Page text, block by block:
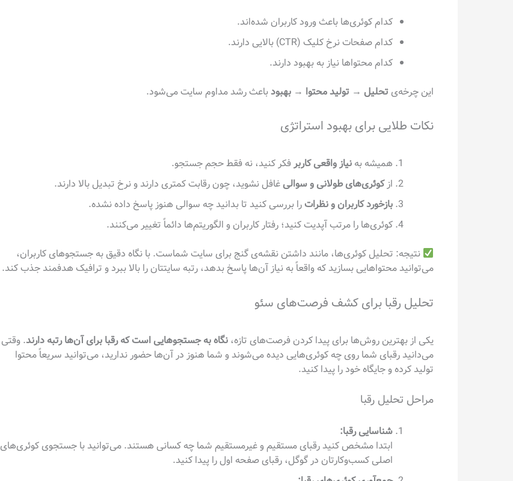
کدام کوئری‌ها باعث ورود کاربران شده‌اند.
کدام صفحات نرخ کلیک (CTR) بالایی دارند.
کدام محتواها نیاز به بهبود دارند.
این چرخه‌ی تحلیل → تولید محتوا → بهبودباعث رشد مداوم سایت می‌شود.
نکات طلایی برای بهبود استراتژی
همیشه به نیاز واقعی کاربرفکر کنید، نه فقط حجم جستجو.
ازکوئری‌های طولانی و سوالی غافل نشوید، چون رقابت کمتری دارند و نرخ تبدیل بالا دارند.
بازخورد کاربران و نظرات را بررسی کنید تا بدانید چه سوالی هنوز پاسخ داده نشده.
کوئری‌ها را مرتب آپدیت کنید؛ رفتار کاربران و الگوریتم‌ها دائماً تغییر می‌کنند.
نتیجه: تحلیل کوئری‌ها، مانند داشتن نقشه‌ی گنج برای سایت شماست. با نگاه دقیق به جستجوهای کاربران،
می‌توانید محتواهایی بسازید که واقعاً به نیاز آن‌ها پاسخ بدهد، رتبه سایتتان را بالا ببرد و ترافیک هدفمند جذب کند.
تحلیل رقبا برای کشف فرصت‌های سئو
یکی از بهترین روش‌ها برای پیدا کردن فرصت‌های تازه، نگاه به جستجوهایی است که رقبا برای آن‌ها رتبه دارند. وقتی
می‌دانید رقبای شما روی چه کوئری‌هایی دیده می‌شوند و شما هنوز در آن‌ها حضور ندارید، می‌توانید سریعاً محتوا
تولید کرده و جایگاه خود را پیدا کنید.
مراحل تحلیل رقبا
شناسایی رقبا:
ابتدا مشخص کنید رقبای مستقیم و غیرمستقیم شما چه کسانی هستند. می‌توانید با جستجوی کوئری‌های
اصلی کسب‌وکارتان در گوگل، رقبای صفحه اول را پیدا کنید.